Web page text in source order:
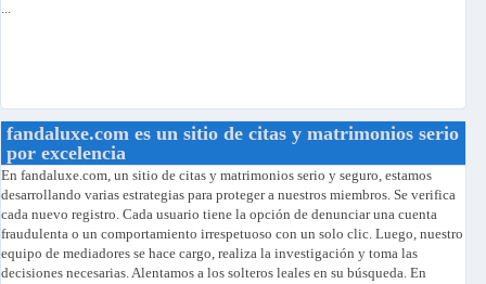
...
fandaluxe.com es un sitio de citas y matrimonios serio
por excelencia
En fandaluxe.com, un sitio de citas y matrimonios serio y seguro, estamos
desarrollando varias estrategias para proteger a nuestros miembros. Se verifica
cada nuevo registro. Cada usuario tiene la opción de denunciar una cuenta
fraudulenta o un comportamiento irrespetuoso con un solo clic. Luego, nuestro
equipo de mediadores se hace cargo, realiza la investigación y toma las
decisiones necesarias. Alentamos a los solteros leales en su búsqueda. En